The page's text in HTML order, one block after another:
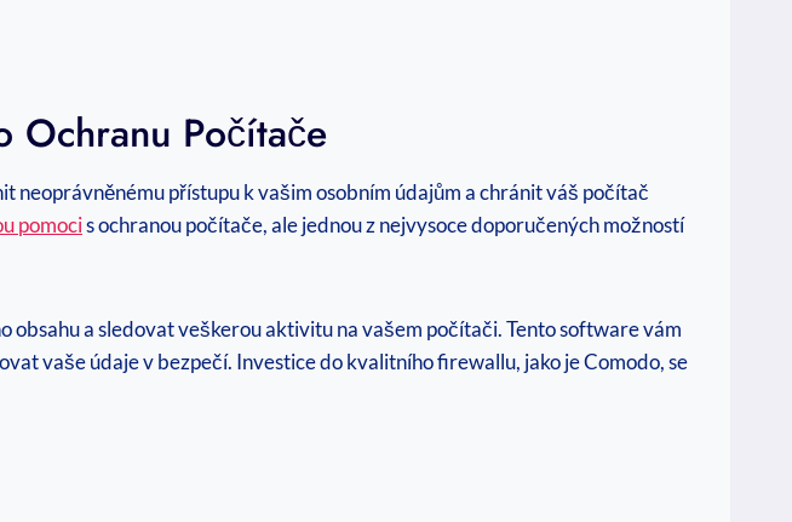
Ochranu Počítače
přístupu k vašim osobním údajům a chránit váš počítač
pomocis ochranou počítače, ale jednou z nejvysoce doporučených možností
a sledovat veškerou aktivitu na vašem počítači. Tento software vám
vaše údaje v bezpečí. Investice do kvalitního firewallu, jako je Comodo, se